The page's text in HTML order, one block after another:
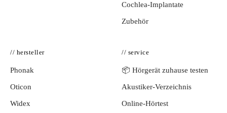
Cochlea-Implantate
Zubehör
// hersteller
Phonak
Oticon
Widex
// service
📦 Hörgerät zuhause testen
Akustiker-Verzeichnis
Online-Hörtest